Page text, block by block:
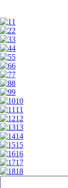
1
2
3
4
5
6
7
8
9
10
11
12
13
14
15
16
17
18